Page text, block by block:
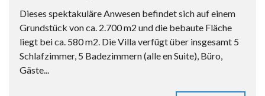
Dieses spektakuläre Anwesen befindet sich auf einem
Grundstück von ca. 2.700 m2 und die bebaute Fläche
liegt bei ca. 580 m2. Die Villa verfügt über insgesamt 5
Schlafzimmer, 5 Badezimmern (alle en Suite), Büro,
Gäste...